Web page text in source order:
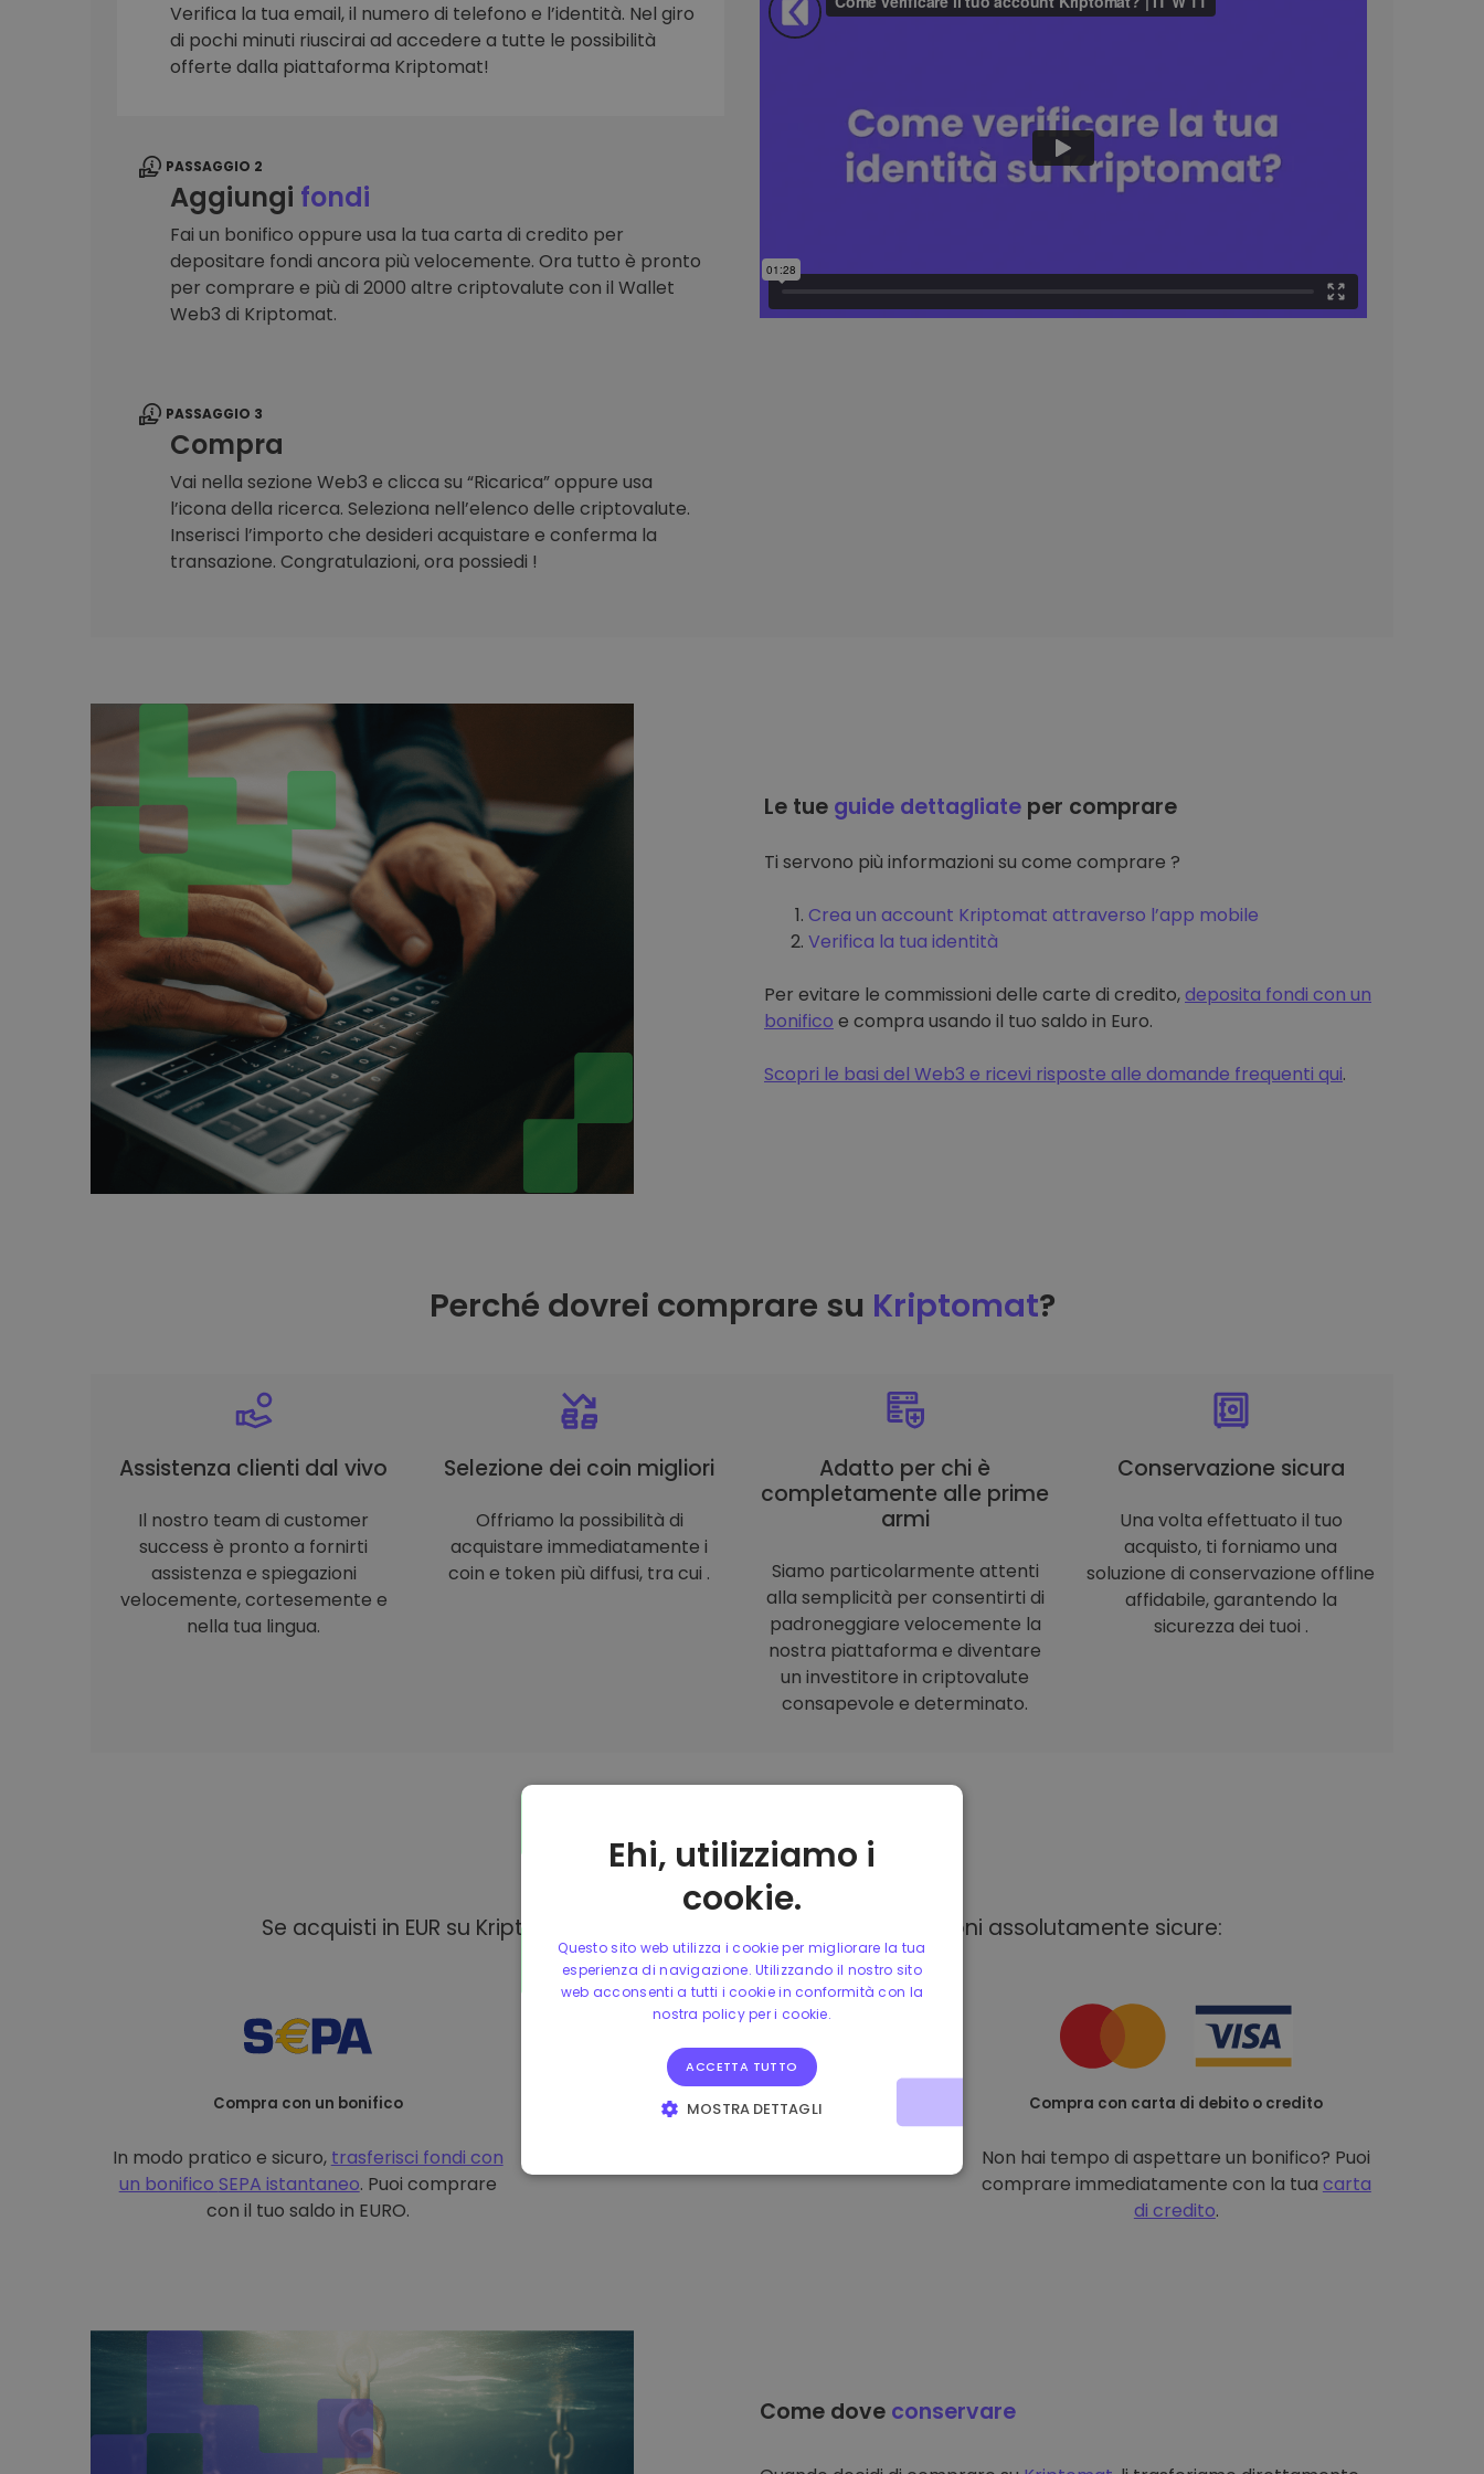
Scoperta investimenti
Trova la tua strategia crypto
Verifica la tua email, il numero di telefono e l’identità. Nel giro
di pochi minuti riuscirai ad accedere a tutte le possibilità
offerte dalla piattaforma Kriptomat!
PASSAGGIO 2
Aggiungi fondi
Fai un bonifico oppure usa la tua carta di credito per
depositare fondi ancora più velocemente. Ora tutto è pronto
per comprare e più di 2000 altre criptovalute con il Wallet
Web3 di Kriptomat.
PASSAGGIO 3
Compra
Vai nella sezione Web3 e clicca su “Ricarica” oppure usa
l’icona della ricerca. Seleziona nell’elenco delle criptovalute.
Inserisci l’importo che desideri acquistare e conferma la
transazione. Congratulazioni, ora possiedi !
Le tue guide dettagliate per comprare
Ti servono più informazioni su come comprare ?
Crea un account Kriptomat attraverso l’app mobile
Verifica la tua identità
Per evitare le commissioni delle carte di credito,deposita fondi con un
bonifico e compra usando il tuo saldo in Euro.
Scopri le basi del Web3 e ricevi risposte alle domande frequenti qui.
Perché dovrei comprare su Kriptomat?
Assistenza clienti dal vivo
Il nostro team di customer
success è pronto a fornirti
assistenza e spiegazioni
velocemente, cortesemente e
nella tua lingua.
Selezione dei coin migliori
Offriamo la possibilità di
acquistare immediatamente i
coin e token più diffusi, tra cui .
Adatto per chi è
completamente alle prime
armi
Siamo particolarmente attenti
alla semplicità per consentirti di
padroneggiare velocemente la
nostra piattaforma e diventare
un investitore in criptovalute
consapevole e determinato.
Conservazione sicura
Una volta effettuato il tuo
acquisto, ti forniamo una
soluzione di conservazione offline
affidabile, garantendo la
sicurezza dei tuoi .
Modalità dipagamento
Se acquisti in EUR su Kriptomat, hai a tua disposizione diverse opzioni assolutamente sicure:
Compra con un bonifico
In modo pratico e sicuro, trasferisci fondi con
un bonifico SEPA istantaneo. Puoi comprare
con il tuo saldo in EURO.
Compra con carta di debito o credito
Non hai tempo di aspettare un bonifico? Puoi
comprare immediatamente con la tua carta
di credito.
Come dove conservare
Ehi, utilizziamo i
cookie.
Questo sito web utilizza i cookie per migliorare la tua
esperienza di navigazione. Utilizzando il nostro sito
web acconsenti a tutti i cookie in conformità con la
nostra policy per i cookie.
ACCETTA TUTTO
MOSTRA DETTAGLI